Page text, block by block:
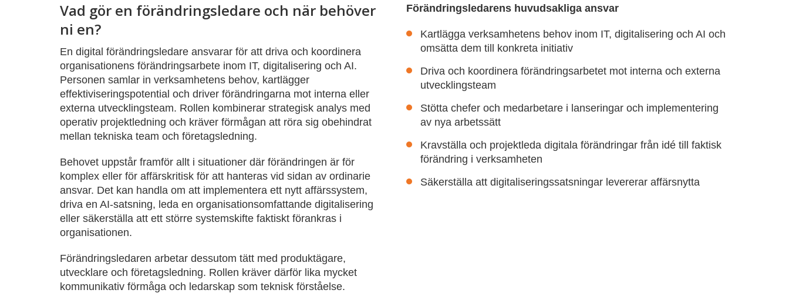
Vad gör en förändringsledare och när behöver
ni en?
En digital förändringsledare ansvarar för att driva och koordinera
organisationens förändringsarbete inom IT, digitalisering och AI.
Personen samlar in verksamhetens behov, kartlägger
effektiviseringspotential och driver förändringarna mot interna eller
externa utvecklingsteam. Rollen kombinerar strategisk analys med
operativ projektledning och kräver förmågan att röra sig obehindrat
mellan tekniska team och företagsledning.
Behovet uppstår framför allt i situationer där förändringen är för
komplex eller för affärskritisk för att hanteras vid sidan av ordinarie
ansvar. Det kan handla om att implementera ett nytt affärssystem,
driva en AI-satsning, leda en organisationsomfattande digitalisering
eller säkerställa att ett större systemskifte faktiskt förankras i
organisationen.
Förändringsledaren arbetar dessutom tätt med produktägare,
utvecklare och företagsledning. Rollen kräver därför lika mycket
kommunikativ förmåga och ledarskap som teknisk förståelse.
Förändringsledarens huvudsakliga ansvar
Kartlägga verksamhetens behov inom IT, digitalisering och AI och
omsätta dem till konkreta initiativ
Driva och koordinera förändringsarbetet mot interna och externa
utvecklingsteam
Stötta chefer och medarbetare i lanseringar och implementering
av nya arbetssätt
Kravställa och projektleda digitala förändringar från idé till faktisk
förändring i verksamheten
Säkerställa att digitaliseringssatsningar levererar affärsnytta